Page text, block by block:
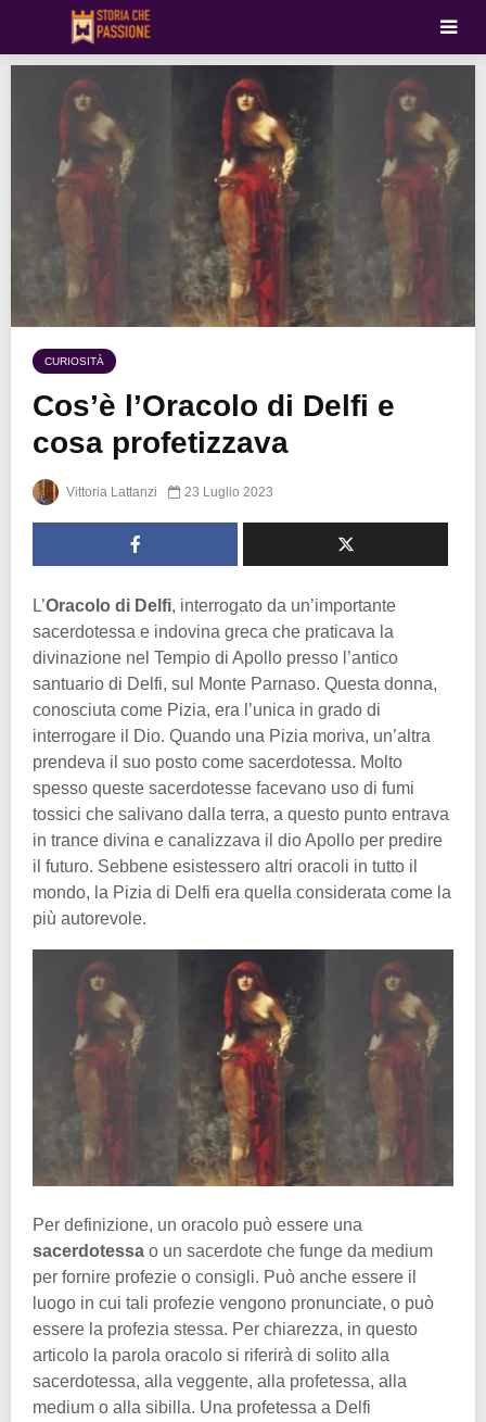
CURIOSITÀ
Cos’è l’Oracolo di Delfi e
cosa profetizzava
Vittoria Lattanzi 23 Luglio 2023
L’Oracolo di Delfi, interrogato da un’importante
sacerdotessa e indovina greca che praticava la
divinazione nel Tempio di Apollo presso l’antico
santuario di Delfi, sul Monte Parnaso. Questa donna,
conosciuta come Pizia, era l’unica in grado di
interrogare il Dio. Quando una Pizia moriva, un’altra
prendeva il suo posto come sacerdotessa. Molto
spesso queste sacerdotesse facevano uso di fumi
tossici che salivano dalla terra, a questo punto entrava
in trance divina e canalizzava il dio Apollo per predire
il futuro. Sebbene esistessero altri oracoli in tutto il
mondo, la Pizia di Delfi era quella considerata come la
più autorevole.
Per definizione, un oracolo può essere una
sacerdotessa o un sacerdote che funge da medium
per fornire profezie o consigli. Può anche essere il
luogo in cui tali profezie vengono pronunciate, o può
essere la profezia stessa. Per chiarezza, in questo
articolo la parola oracolo si riferirà di solito alla
sacerdotessa, alla veggente, alla profetessa, alla
medium o alla sibilla. Una profetessa a Delfi